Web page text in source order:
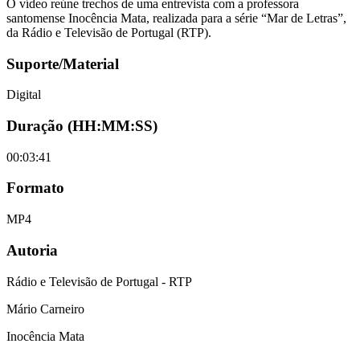
O vídeo reúne trechos de uma entrevista com a professora
santomense Inocência Mata, realizada para a série “Mar de Letras”,
da Rádio e Televisão de Portugal (RTP).
Suporte/Material
Digital
Duração (HH:MM:SS)
00:03:41
Formato
MP4
Autoria
Rádio e Televisão de Portugal - RTP
Mário Carneiro
Inocência Mata